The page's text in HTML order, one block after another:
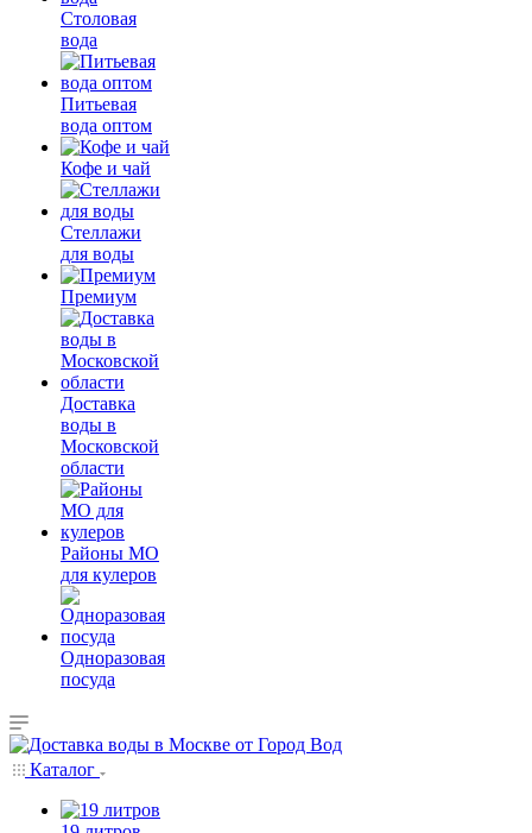
Столовая
вода
Питьевая
вода оптом
Кофе и чай
Стеллажи
для воды
Премиум
Доставка
воды в
Московской
области
Районы МО
для кулеров
Одноразовая
посуда
Каталог